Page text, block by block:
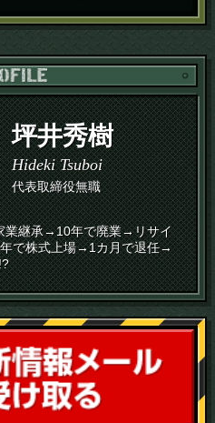
坪井秀樹
Hideki Tsuboi
代表取締役無職
業継承→10年で廃業→リサイ
で株式上場→1カ月で退任→